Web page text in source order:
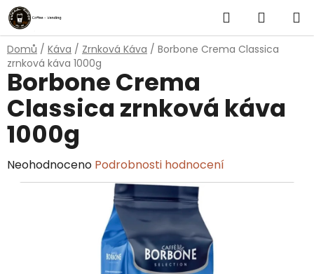
Přejít
na
obsah
Hledat
KOŠÍK
Domů / Káva / Zrnková Káva / Borbone Crema Classica
zrnková káva 1000g
Borbone Crema
Classica zrnková káva
1000g
Průměrné
hodnocení
Neohodnoceno Podrobnosti hodnocení